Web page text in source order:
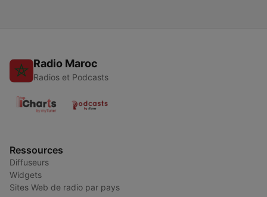
Radio Maroc
Radios et Podcasts
Ressources
Diffuseurs
Widgets
Sites Web de radio par pays